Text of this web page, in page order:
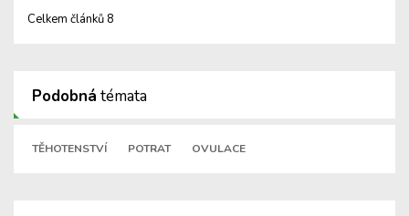
Celkem článků 8
Podobná témata
TĚHOTENSTVÍ POTRAT OVULACE